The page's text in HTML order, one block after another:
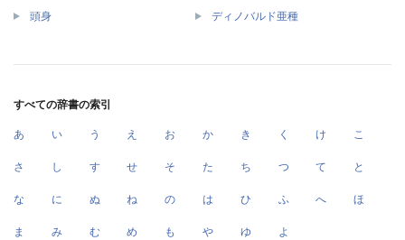
頭身 ディノバルド亜種
すべての辞書の索引
あ い う え お か き く け こ
さ し す せ そ た ち つ て と
な に ぬ ね の は ひ ふ へ ほ
ま み む め も や ゆ よ